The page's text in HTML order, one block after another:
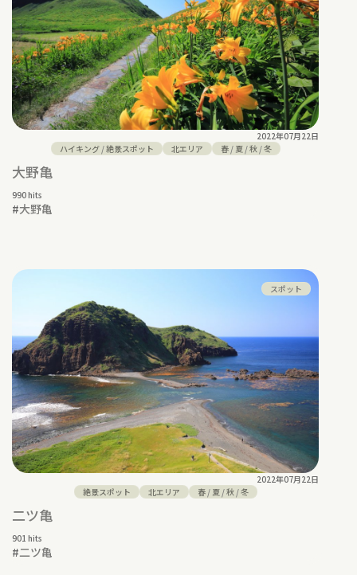
2022年07月22日
ハイキング/絶景スポット 北エリア 春/ 夏/秋/冬
大野亀
990 hits
#大野亀
スポット
2022年07月22日
絶景スポット
北エリア 春/ 夏/秋/冬
二ツ亀
901 hits
#二ツ亀